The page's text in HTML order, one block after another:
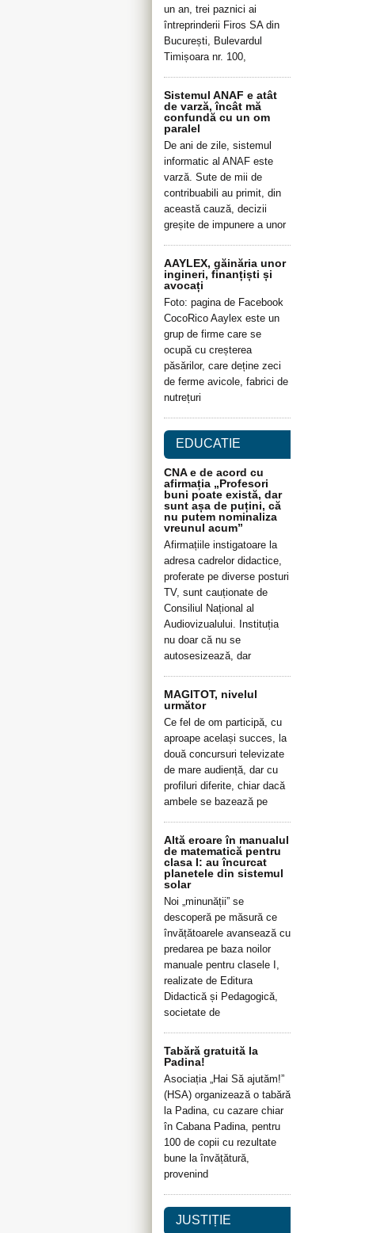
un an, trei paznici ai
întreprinderii Firos SA din
București, Bulevardul
Timișoara nr. 100,
Sistemul ANAF e atât
de varză, încât mă
confundă cu un om
paralel
De ani de zile, sistemul
informatic al ANAF este
varză. Sute de mii de
contribuabili au primit, din
această cauză, decizii
greșite de impunere a unor
AAYLEX, găinăria unor
ingineri, finanțiști și
avocați
Foto: pagina de Facebook
CocoRico Aaylex este un
grup de firme care se
ocupă cu creșterea
păsărilor, care deține zeci
de ferme avicole, fabrici de
nutrețuri
EDUCATIE
CNA e de acord cu
afirmația „Profesori
buni poate există, dar
sunt așa de puțini, că
nu putem nominaliza
vreunul acum”
Afirmațiile instigatoare la
adresa cadrelor didactice,
proferate pe diverse posturi
TV, sunt cauționate de
Consiliul Național al
Audiovizualului. Instituția
nu doar că nu se
autosesizează, dar
MAGITOT, nivelul
următor
Ce fel de om participă, cu
aproape același succes, la
două concursuri televizate
de mare audiență, dar cu
profiluri diferite, chiar dacă
ambele se bazează pe
Altă eroare în manualul
de matematică pentru
clasa I: au încurcat
planetele din sistemul
solar
Noi „minunății” se
descoperă pe măsură ce
învățătoarele avansează cu
predarea pe baza noilor
manuale pentru clasele I,
realizate de Editura
Didactică și Pedagogică,
societate de
Tabără gratuită la
Padina!
Asociația „Hai Să ajutăm!”
(HSA) organizează o tabără
la Padina, cu cazare chiar
în Cabana Padina, pentru
100 de copii cu rezultate
bune la învățătură,
provenind
JUSTIȚIE